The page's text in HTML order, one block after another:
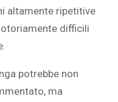
altamente ripetitive
difficili
potrebbe non
ma